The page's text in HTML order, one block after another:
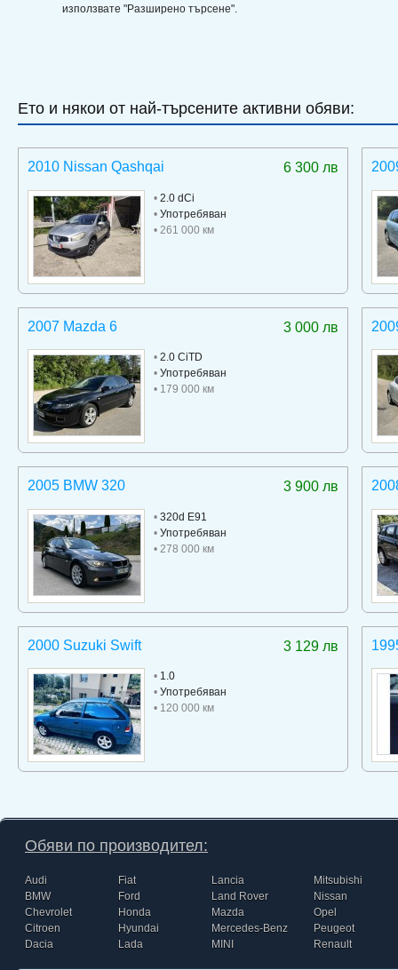
използвате "Разширено търсене".
Ето и някои от най-търсените активни обяви:
6 300 лв
2010 Nissan Qashqai
• 2.0 dCi
• Употребяван
• 261 000 км
3 000 лв
2007 Mazda 6
• 2.0 CiTD
• Употребяван
• 179 000 км
3 900 лв
2005 BMW 320
• 320d E91
• Употребяван
• 278 000 км
3 129 лв
2000 Suzuki Swift
• 1.0
• Употребяван
• 120 000 км
Обяви по производител:
Audi
BMW
Chevrolet
Citroen
Dacia
Fiat
Ford
Honda
Hyundai
Lada
Lancia
Land Rover
Mazda
Mercedes-Benz
MINI
Mitsubishi
Nissan
Opel
Peugeot
Renault